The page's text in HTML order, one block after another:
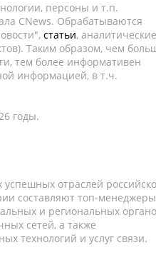
персоны и т.п.
CNews. Обрабатываются
статьи, аналитические
Таким образом, чем
тем более информативен
информацией, в т.ч.
годы.
отраслей
составляют топ-
и региональных
сетей, а также
технологий и услуг связи.